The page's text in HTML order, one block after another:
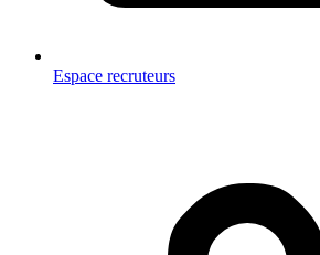
Espace recruteurs